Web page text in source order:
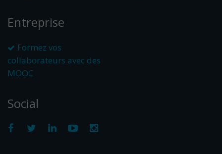
Entreprise
Formez vos
collaborateurs avec des
MOOC
Social